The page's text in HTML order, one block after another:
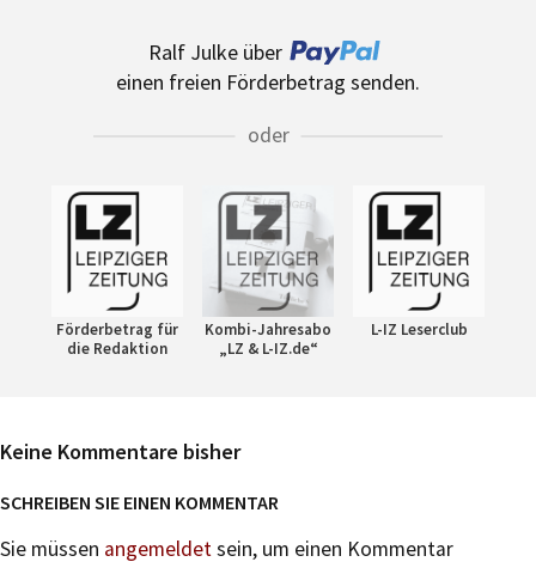
Ralf Julke über
einen freien Förderbetrag senden.
oder
Förderbetrag für
die Redaktion
Kombi-Jahresabo
„LZ & L-IZ.de“
L-IZ Leserclub
Keine Kommentare bisher
SCHREIBEN SIE EINEN KOMMENTAR
Sie müssen angemeldetsein, um einen Kommentar